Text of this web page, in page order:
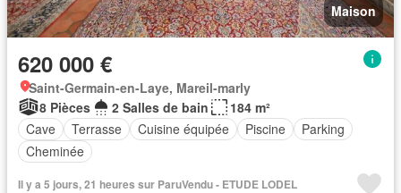
Maison
620 000 €
Saint-Germain-en-Laye, Mareil-marly
8 Pièces
2 Salles de bain
184 m²
Cave
Terrasse Cuisine équipée Piscine
Parking
Cheminée
Il y a 5 jours, 21 heures sur ParuVendu - ETUDE LODEL